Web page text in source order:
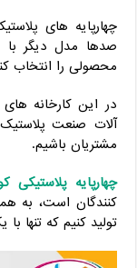
چهارپایه های
صدها مدل دیگر
محصولی را انتخاب
در این کارخانه
آلات صنعت
مشتریان باشیم.
چهارپایه پلاستیکی
کنندگان است، به
تولید کنیم که تنها